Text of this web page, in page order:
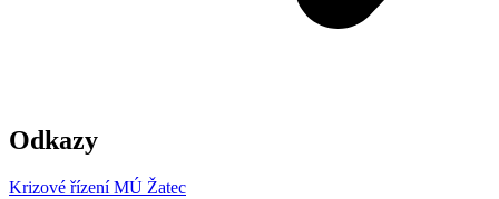
Odkazy
Krizové řízení MÚ Žatec